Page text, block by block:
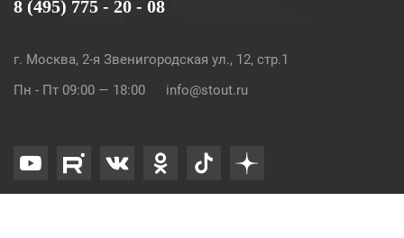
8 (495) 775 - 20 - 08
г. Москва, 2-я Звенигородская ул., 12, стр.1
Пн - Пт 09:00 — 18:00
info@stout.ru